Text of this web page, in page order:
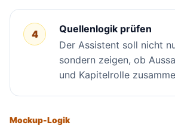
4
Quellenlogik prüfen
Der Assistent soll nicht
sondern zeigen, ob
und Kapitelrolle
Mockup-Logik